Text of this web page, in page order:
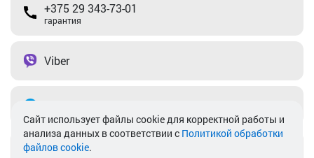
+375 29 343-73-01
гарантия
Viber
info@akkamulik.by
Cайт использует файлы cookie для корректной работы и
анализа данных в соответствии с Политикой обработки
файлов cookie.